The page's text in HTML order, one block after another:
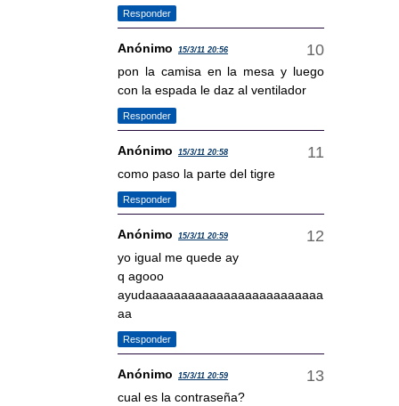
Responder
Anónimo 15/3/11 20:56
pon la camisa en la mesa y luego
con la espada le daz al ventilador
Responder
Anónimo 15/3/11 20:58
como paso la parte del tigre
Responder
Anónimo 15/3/11 20:59
yo igual me quede ay
q agooo
ayudaaaaaaaaaaaaaaaaaaaaaaaaa
aa
Responder
Anónimo 15/3/11 20:59
cual es la contraseña?